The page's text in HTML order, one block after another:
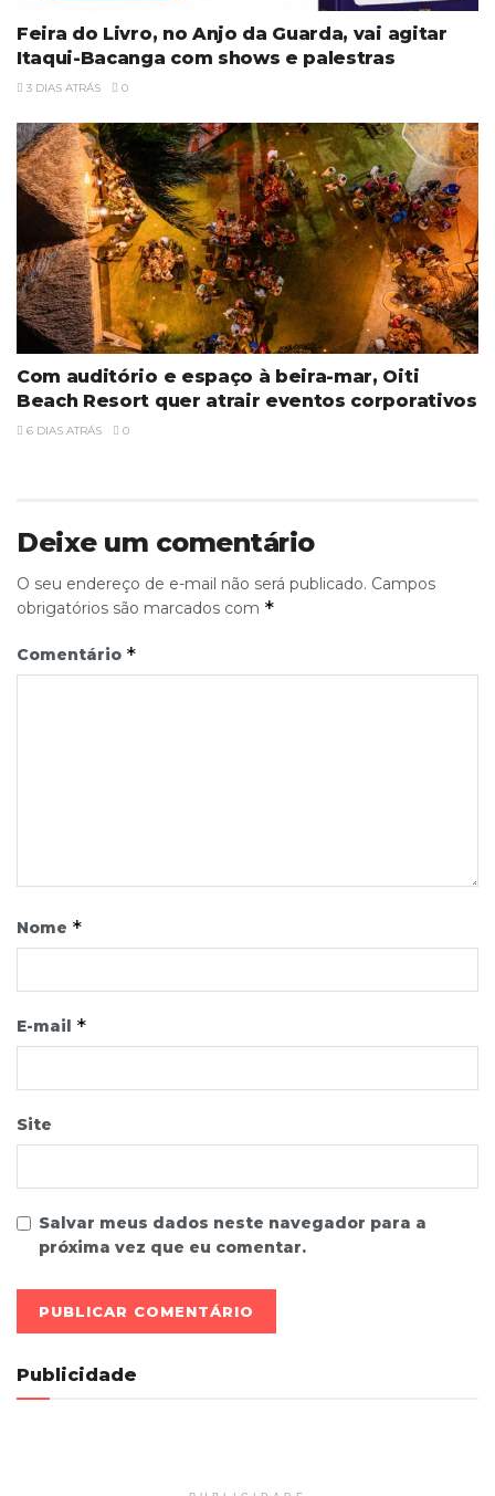
Feira do Livro, no Anjo da Guarda, vai agitar
Itaqui-Bacanga com shows e palestras
3 DIAS ATRÁS 0
Com auditório e espaço à beira-mar, Oiti
Beach Resort quer atrair eventos corporativos
6 DIAS ATRÁS 0
Deixe um comentário
O seu endereço de e-mail não será publicado. Campos
obrigatórios são marcados com *
Comentário *
Nome *
E-mail *
Site
Salvar meus dados neste navegador para a
próxima vez que eu comentar.
Publicidade